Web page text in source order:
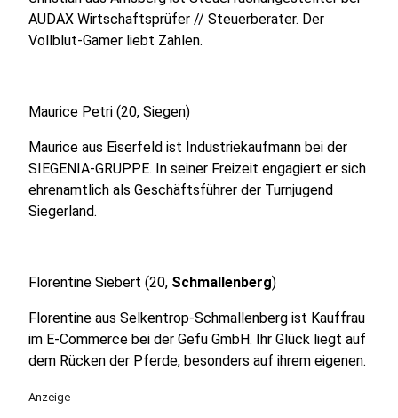
AUDAX Wirtschaftsprüfer // Steuerberater. Der
Vollblut-Gamer liebt Zahlen.
Maurice Petri (20, Siegen)
Maurice aus Eiserfeld ist Industriekaufmann bei der
SIEGENIA-GRUPPE. In seiner Freizeit engagiert er sich
ehrenamtlich als Geschäftsführer der Turnjugend
Siegerland.
Florentine Siebert (20, Schmallenberg)
Florentine aus Selkentrop-Schmallenberg ist Kauffrau
im E-Commerce bei der Gefu GmbH. Ihr Glück liegt auf
dem Rücken der Pferde, besonders auf ihrem eigenen.
Anzeige